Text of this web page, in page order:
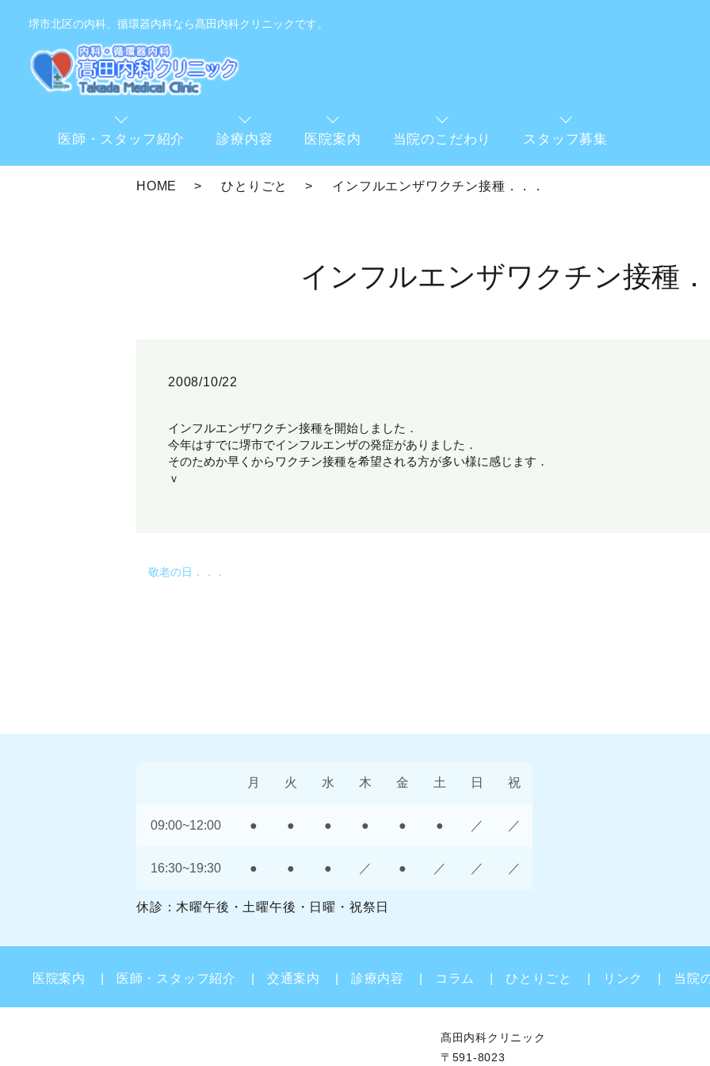
堺市北区の内科、循環器内科なら髙田内科クリニックです。
医師・スタッフ紹介 診療内容 医院案内 当院のこだわり スタッフ募集
HOME ひとりごと インフルエンザワクチン接種．．．
インフルエンザワクチン接種．
2008/10/22
インフルエンザワクチン接種を開始しました．
今年はすでに堺市でインフルエンザの発症がありました．
そのためか早くからワクチン接種を希望される方が多い様に感じます．
ｖ
敬老の日．．．
月 火 水 木 金 土 日 祝
09:00~12:00 ● ● ● ● ● ● ／ ／
16:30~19:30 ● ● ● ／ ● ／ ／ ／
休診：木曜午後・土曜午後・日曜・祝祭日
医院案内 医師・スタッフ紹介 交通案内 診療内容 コラム ひとりごと リンク 当院
髙田内科クリニック
〒591-8023